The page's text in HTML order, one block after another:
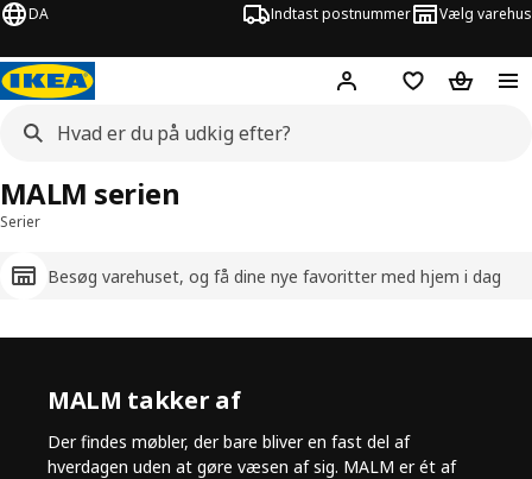
DA Indtast postnummer Vælg varehus
Hej! Log ind her
Huskeliste
Kurv
Serier
Besøg varehuset, og få dine nye favoritter med hjem i dag
MALM serien
MALM takker af
Der findes møbler, der bare bliver en fast del af
hverdagen uden at gøre væsen af sig. MALM er ét af